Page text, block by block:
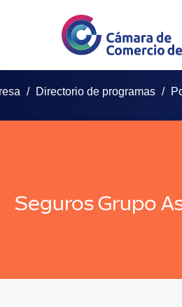
Directorio de programas
Seguros Grupo